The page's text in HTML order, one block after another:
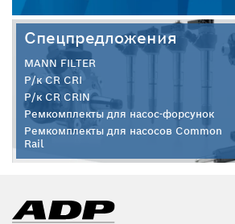
Спецпредложения
MANN FILTER
Р/к CR CRI
Р/к CR CRIN
Ремкомплекты для насос-форсунок
Ремкомплекты для насосов Common
Rail